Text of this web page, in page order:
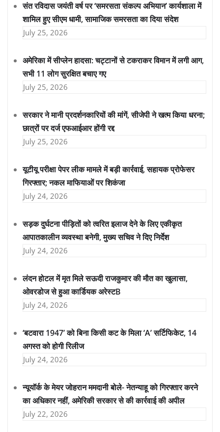
संत रविदास जयंती वर्ष पर ‘समरसता संकल्प अभियान’ कार्यशाला में
शामिल हुए सीएम धामी, सामाजिक समरसता का दिया संदेश
July 25, 2026
अमेरिका में सीप्लेन हादसा: चट्टानों से टकराकर विमान में लगी आग,
सभी 11 लोग सुरक्षित बचाए गए
July 25, 2026
सरकार ने मानी प्रदर्शनकारियों की मांगें, सीजेपी ने खत्म किया धरना;
छात्रों पर दर्ज एफआईआर होंगी रद्द
July 25, 2026
यूटीयू परीक्षा पेपर लीक मामले में बड़ी कार्रवाई, सहायक प्रोफेसर
गिरफ्तार; नकल माफियाओं पर शिकंजा
July 24, 2026
सड़क दुर्घटना पीड़ितों को त्वरित इलाज देने के लिए एकीकृत
आपातकालीन व्यवस्था बनेगी, मुख्य सचिव ने दिए निर्देश
July 24, 2026
लंदन होटल में मृत मिले सऊदी राजकुमार की मौत का खुलासा,
ओवरडोज से हुआ कार्डियक अरेस्टB
July 24, 2026
‘बटवारा 1947’ को बिना किसी कट के मिला ‘A’ सर्टिफिकेट, 14
अगस्त को होगी रिलीज
July 24, 2026
न्यूयॉर्क के मेयर जोहरान ममदानी बोले- नेतन्याहू को गिरफ्तार करने
का अधिकार नहीं, अमेरिकी सरकार से की कार्रवाई की अपील
July 22, 2026